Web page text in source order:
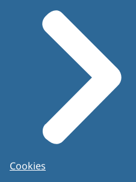
Cookies